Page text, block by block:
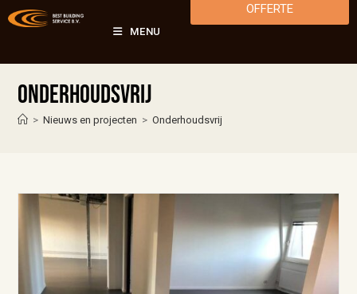
MENU
OFFERTE
Onderhoudsvrij
> Nieuws en projecten > Onderhoudsvrij